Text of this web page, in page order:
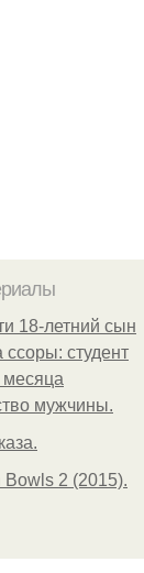
18-летний сын
ссоры: студент
месяца
мужчины.
2 (2015).